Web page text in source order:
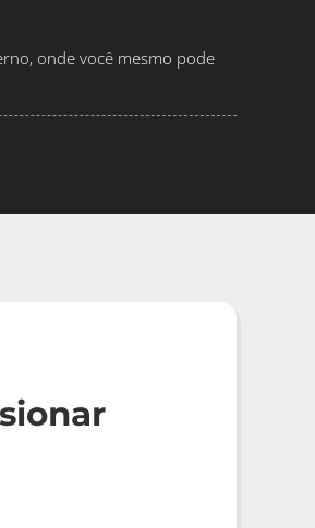
onde você mesmo pode